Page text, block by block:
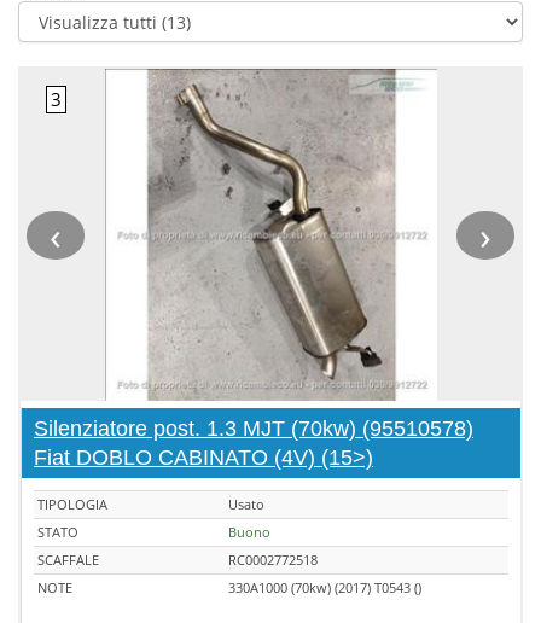
‹ ›
Silenziatore post. 1.3 MJT (70kw) (95510578)
Fiat DOBLO CABINATO (4V) (15>)
TIPOLOGIA
Usato
STATO
Buono
SCAFFALE
RC0002772518
NOTE
330A1000 (70kw) (2017) T0543 ()